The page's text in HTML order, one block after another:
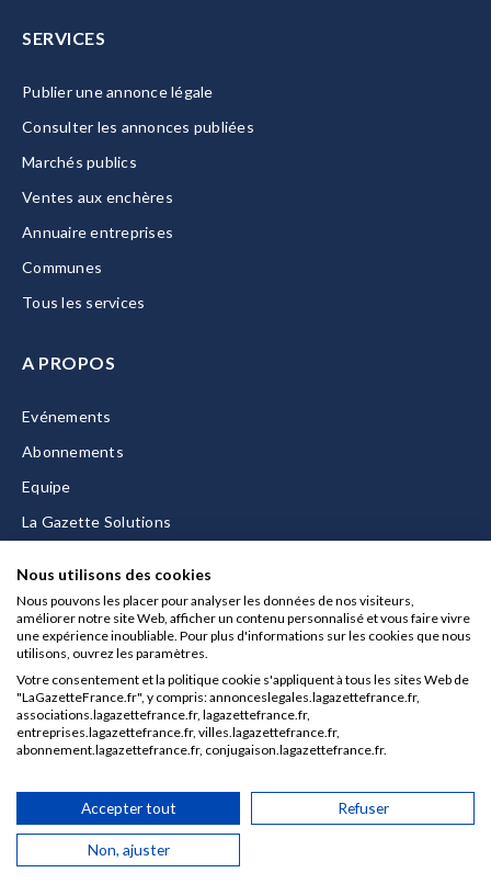
SERVICES
Publier une annonce légale
Consulter les annonces publiées
Marchés publics
Ventes aux enchères
Annuaire entreprises
Communes
Tous les services
A PROPOS
Evénements
Abonnements
Equipe
La Gazette Solutions
Mentions légales
CGU/CGV
Données personnelles
Gérer vos cookies
© 2026 La Gazette France
Nous utilisons des cookies
Nous pouvons les placer pour analyser les données de nos visiteurs,
améliorer notre site Web, afficher un contenu personnalisé et vous faire vivre
une expérience inoubliable. Pour plus d'informations sur les cookies que nous
utilisons, ouvrez les paramètres.
Votre consentement et la politique cookie s'appliquent à tous les sites Web de
"LaGazetteFrance.fr", y compris: annonceslegales.lagazettefrance.fr,
associations.lagazettefrance.fr, lagazettefrance.fr,
entreprises.lagazettefrance.fr, villes.lagazettefrance.fr,
abonnement.lagazettefrance.fr, conjugaison.lagazettefrance.fr.
Accepter tout Refuser
Non, ajuster